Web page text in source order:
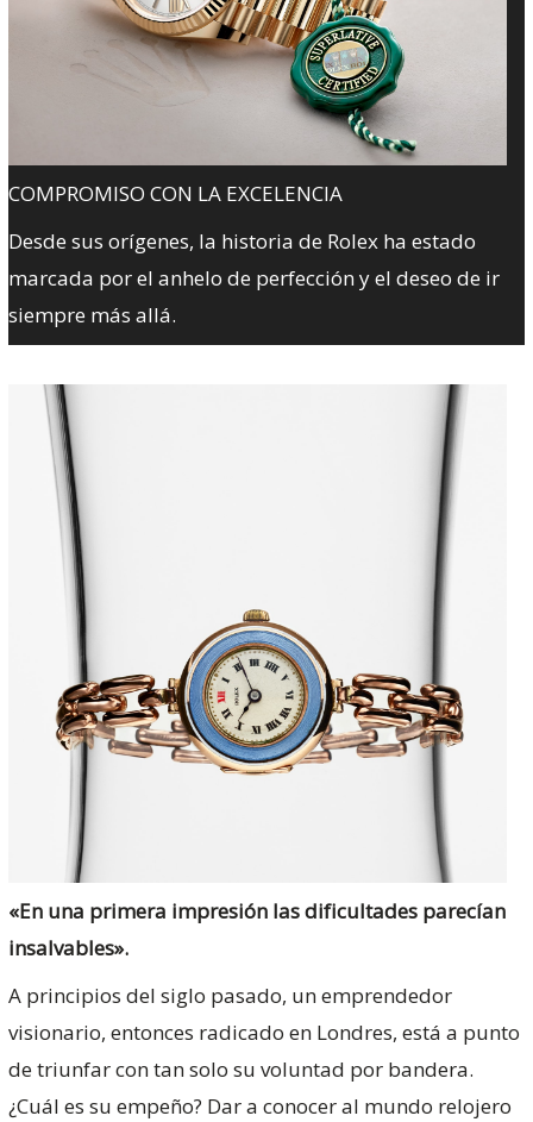
COMPROMISO CON LA EXCELENCIA
Desde sus orígenes, la historia de Rolex ha estado
marcada por el anhelo de perfección y el deseo de ir
siempre más allá.
«En una primera impresión las dificultades parecían
insalvables».
A principios del siglo pasado, un emprendedor
visionario, entonces radicado en Londres, está a punto
de triunfar con tan solo su voluntad por bandera.
¿Cuál es su empeño? Dar a conocer al mundo relojero